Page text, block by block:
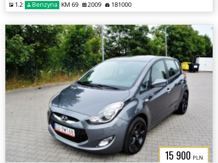
1.2 Benzyna KM 69 2009 181000
15 900 PLN